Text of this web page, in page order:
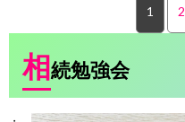
1 2
相続勉強会